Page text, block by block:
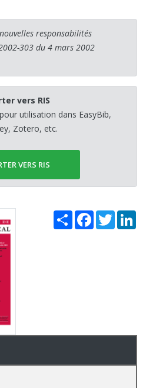
responsabilités
303 du 4 mars 2002
vers RIS
utilisation dans EasyBib,
Zotero, etc.
VERS RIS
Share Facebook
Twitter